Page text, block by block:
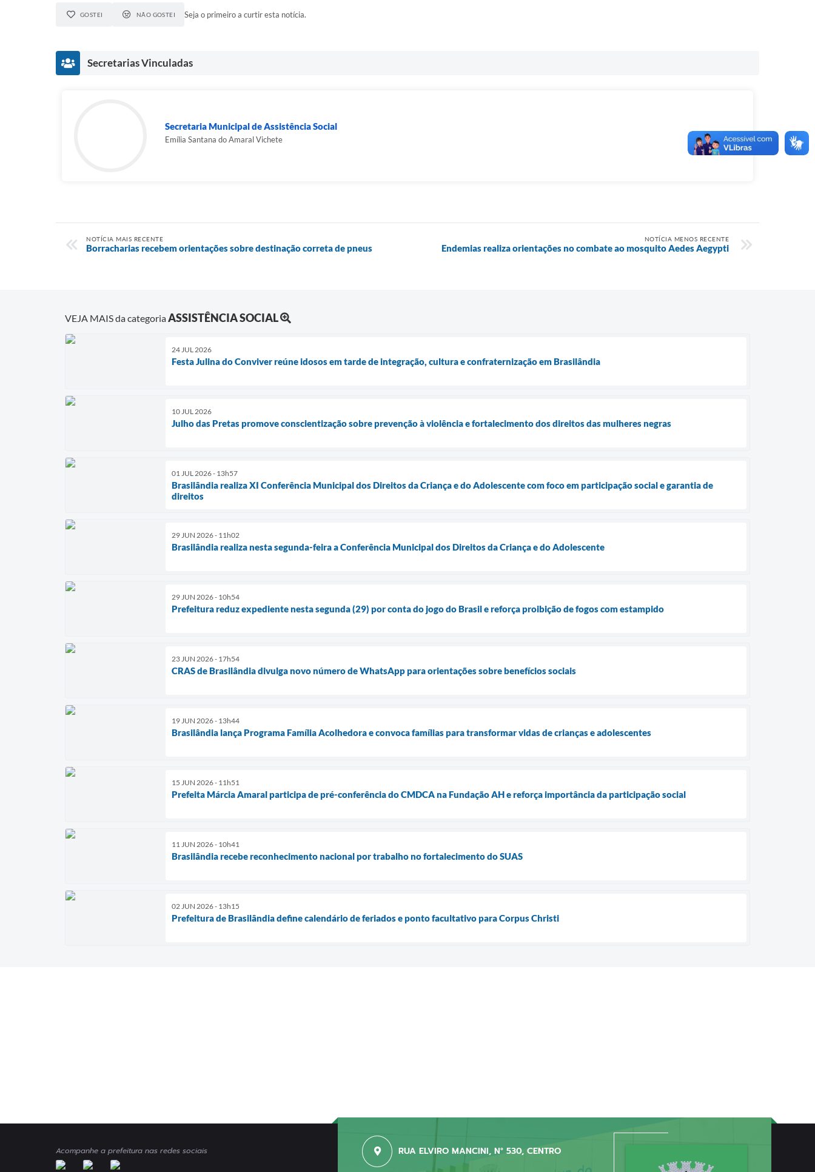
GOSTEI NÃO GOSTEI Seja o primeiro a curtir esta notícia.
Secretarias Vinculadas
Secretaria Municipal de Assistência Social
Emília Santana do Amaral Vichete
NOTÍCIA MAIS RECENTE
Borracharias recebem orientações sobre destinação correta de pneus
NOTÍCIA MENOS RECENTE
Endemias realiza orientações no combate ao mosquito Aedes Aegypti
VEJA MAIS da categoriaASSISTÊNCIA SOCIAL
24 JUL 2026
Festa Julina do Conviver reúne idosos em tarde de integração, cultura e confraternização em Brasilândia
10 JUL 2026
Julho das Pretas promove conscientização sobre prevenção à violência e fortalecimento dos direitos das mulheres negras
01 JUL 2026 - 13h57
Brasilândia realiza XI Conferência Municipal dos Direitos da Criança e do Adolescente com foco em participação social e garantia de
direitos
29 JUN 2026 - 11h02
Brasilândia realiza nesta segunda-feira a Conferência Municipal dos Direitos da Criança e do Adolescente
29 JUN 2026 - 10h54
Prefeitura reduz expediente nesta segunda (29) por conta do jogo do Brasil e reforça proibição de fogos com estampido
23 JUN 2026 - 17h54
CRAS de Brasilândia divulga novo número de WhatsApp para orientações sobre benefícios sociais
19 JUN 2026 - 13h44
Brasilândia lança Programa Família Acolhedora e convoca famílias para transformar vidas de crianças e adolescentes
15 JUN 2026 - 11h51
Prefeita Márcia Amaral participa de pré-conferência do CMDCA na Fundação AH e reforça importância da participação social
11 JUN 2026 - 10h41
Brasilândia recebe reconhecimento nacional por trabalho no fortalecimento do SUAS
02 JUN 2026 - 13h15
Prefeitura de Brasilândia define calendário de feriados e ponto facultativo para Corpus Christi
Acompanhe a prefeitura nas redes sociais RUA ELVIRO MANCINI, N° 530, CENTRO